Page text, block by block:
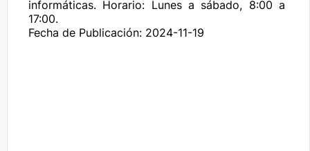
informáticas. Horario: Lunes a sábado, 8:00 a
17:00.
Fecha de Publicación: 2024-11-19